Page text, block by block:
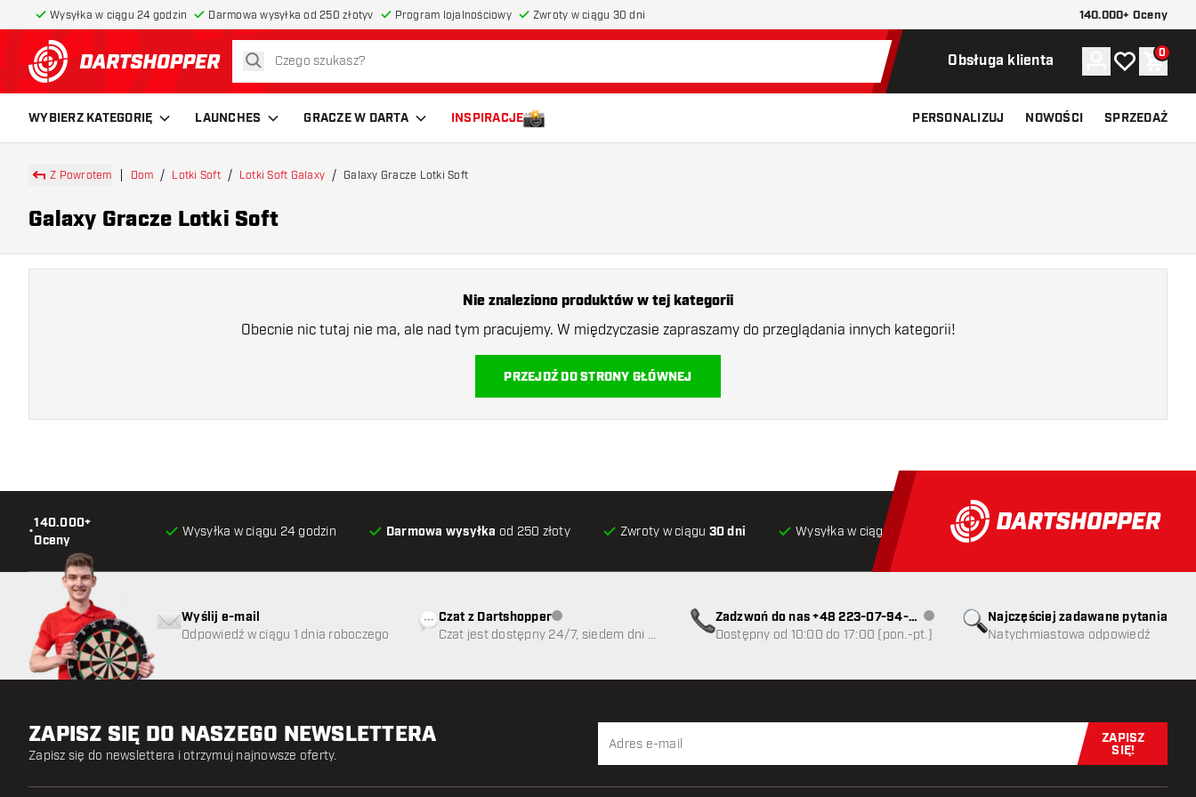
Wysyłka w ciągu 24 godzin Darmowa wysyłka od 250 złotyv Program lojalnościowy Zwroty w ciągu 30 dni 140.000+ Oceny
powrót do strony głównej
szukaj Obsługa klienta Konto
Moja listaKoszyk
0
WYBIERZ KATEGORIĘ LAUNCHES GRACZE W DARTA INSPIRACJE PERSONALIZUJ NOWOŚCI SPRZEDAŻ
Z Powrotem Dom Lotki Soft Lotki Soft Galaxy Galaxy Gracze Lotki Soft
Galaxy Gracze Lotki Soft
Nie znaleziono produktów w tej kategorii
Obecnie nic tutaj nie ma, ale nad tym pracujemy. W międzyczasie zapraszamy do przeglądania innych kategorii!
PRZEJDŹ DO STRONY GŁÓWNEJ
•
140.000+
Oceny
Wysyłka w ciągu 24 godzin Darmowa wysyłka od 250 złoty Zwroty w ciągu 30 dni Wysyłka w ciągu 24 godzin Darmowa wysyłka od 250 złoty
Najczęściej zadawane pytania
Natychmiastowa odpowiedź
Wyślij e-mail
Odpowiedź w ciągu 1 dnia roboczego
Czat z DartshopperObsługa klienta niedostępna
Czat jest dostępny 24/7, siedem dni w
Zadzwoń do nas +48 223-07-94-
89
Obsługa klienta niedostępna
Dostępny od 10:00 do 17:00 (pon.-pt.)
ZAPISZ SIĘ DO NASZEGO NEWSLETTERA
Zapisz się do newslettera i otrzymuj najnowsze oferty.
Zapisz się
ZAPISZ
SIĘ!